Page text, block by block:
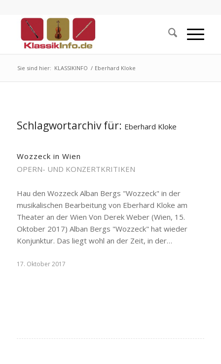
Sie sind hier: KLASSIKINFO / Eberhard Kloke
Schlagwortarchiv für: Eberhard Kloke
Wozzeck in Wien
OPERN- UND KONZERTKRITIKEN
Hau den Wozzeck Alban Bergs "Wozzeck" in der
musikalischen Bearbeitung von Eberhard Kloke am
Theater an der Wien Von Derek Weber (Wien, 15.
Oktober 2017) Alban Bergs "Wozzeck" hat wieder
Konjunktur. Das liegt wohl an der Zeit, in der…
17. Oktober 2017